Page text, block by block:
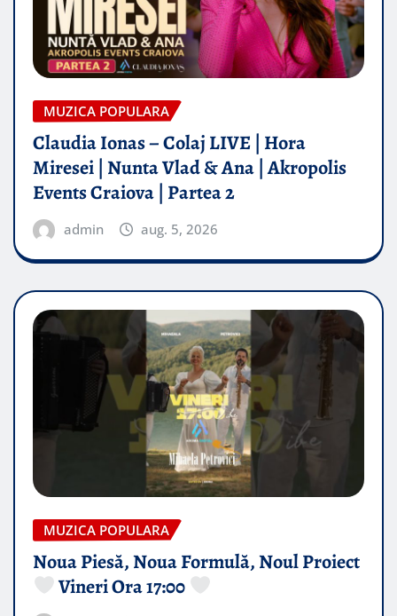
MUZICA POPULARA
Claudia Ionas – Colaj LIVE | Hora
Miresei | Nunta Vlad & Ana | Akropolis
Events Craiova | Partea 2
admin aug. 5, 2026
MUZICA POPULARA
Noua Piesă, Noua Formulă, Noul Proiect
Vineri Ora 17:00